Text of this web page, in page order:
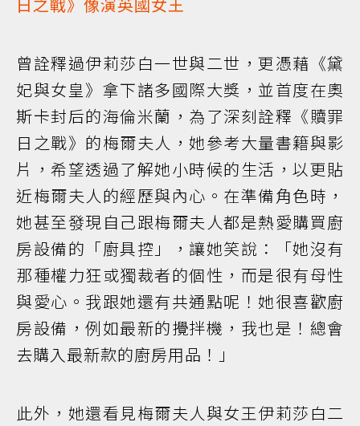
日之戰》像演英國女王
曾詮釋過伊莉莎白一世與二世，更憑藉《黛
妃與女皇》拿下諸多國際大獎，並首度在奧
斯卡封后的海倫米蘭，為了深刻詮釋《贖罪
日之戰》的梅爾夫人，她參考大量書籍與影
片，希望透過了解她小時候的生活，以更貼
近梅爾夫人的經歷與內心。在準備角色時，
她甚至發現自己跟梅爾夫人都是熱愛購買廚
房設備的「廚具控」，讓她笑說：「她沒有
那種權力狂或獨裁者的個性，而是很有母性
與愛心。我跟她還有共通點呢！她很喜歡廚
房設備，例如最新的攪拌機，我也是！總會
去購入最新款的廚房用品！」
此外，她還看見梅爾夫人與女王伊莉莎白二